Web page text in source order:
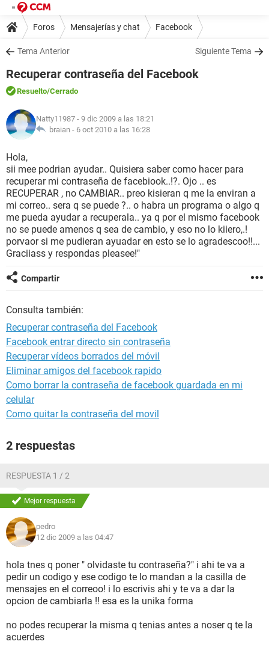
Foros Mensajerías y chat Facebook
Tema Anterior Siguiente Tema
Recuperar contraseña del Facebook
Resuelto/Cerrado
Natty11987 - 9 dic 2009 a las 18:21
braian - 6 oct 2010 a las 16:28
Hola,
sii mee podrian ayudar.. Quisiera saber como hacer para
recuperar mi contraseña de facebiook..!?. Ojo .. es
RECUPERAR , no CAMBIAR.. preo kisieran q me la enviran a
mi correo.. sera q se puede ?.. o habra un programa o algo q
me pueda ayudar a recuperala.. ya q por el mismo facebook
no se puede amenos q sea de cambio, y eso no lo kiiero,.!
porvaor si me pudieran ayuadar en esto se lo agradescoo!!...
Graciiass y respondas pleasee!"
Compartir
Consulta también:
Recuperar contraseña del Facebook
Facebook entrar directo sin contraseña
Recuperar vídeos borrados del móvil
Eliminar amigos del facebook rapido
Como borrar la contraseña de facebook guardada en mi
celular
Como quitar la contraseña del movil
2 respuestas
RESPUESTA 1 / 2
Mejor respuesta
pedro
12 dic 2009 a las 04:47
hola tnes q poner " olvidaste tu contraseña?" i ahi te va a
pedir un codigo y ese codigo te lo mandan a la casilla de
mensajes en el correoo! i lo escrivis ahi y te va a dar la
opcion de cambiarla !! esa es la unika forma
no podes recuperar la misma q tenias antes a noser q te la
acuerdes